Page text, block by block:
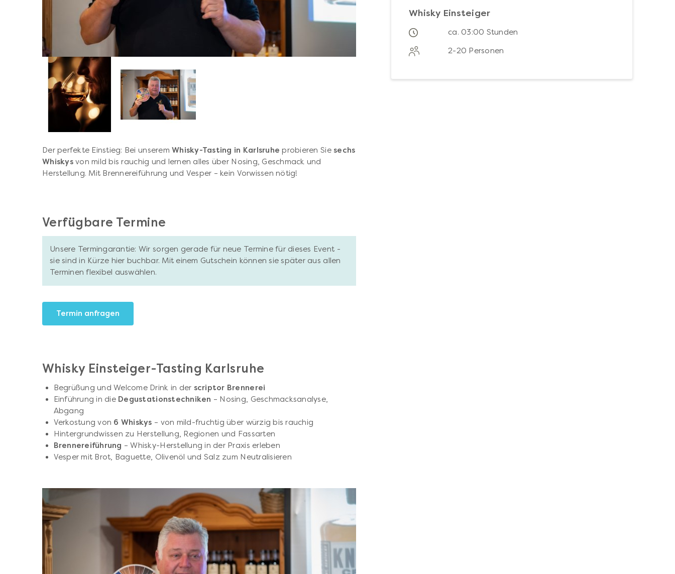
Der perfekte Einstieg: Bei unseremWhisky-Tasting in Karlsruhe probieren Sie sechs
Whiskysvon mild bis rauchig und lernen alles über Nosing, Geschmack und
Herstellung. Mit Brennereiführung und Vesper – kein Vorwissen nötig!
Verfügbare Termine
Unsere Termingarantie: Wir sorgen gerade für neue Termine für dieses Event -
sie sind in Kürze hier buchbar. Mit einem Gutschein können sie später aus allen
Terminen flexibel auswählen.
Termin anfragen
Whisky Einsteiger-Tasting Karlsruhe
Begrüßung und Welcome Drink in der scriptor Brennerei
Einführung in die Degustationstechniken – Nosing, Geschmacksanalyse,
Abgang
Verkostung von 6 Whiskys – von mild-fruchtig über würzig bis rauchig
Hintergrundwissen zu Herstellung, Regionen und Fassarten
Brennereiführung – Whisky-Herstellung in der Praxis erleben
Vesper mit Brot, Baguette, Olivenöl und Salz zum Neutralisieren
Whisky Einsteiger
ca. 03:00 Stunden
2-20 Personen